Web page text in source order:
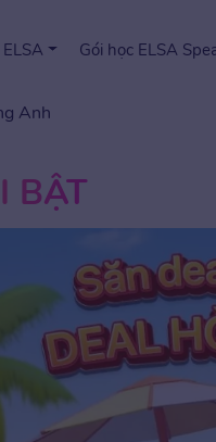
Gói học ELSA
Anh
BẬT